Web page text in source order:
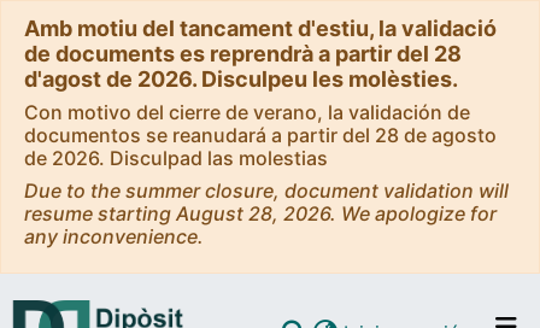
Amb motiu del tancament d'estiu, la validació
de documents es reprendrà a partir del 28
d'agost de 2026. Disculpeu les molèsties.
Con motivo del cierre de verano, la validación de
documentos se reanudará a partir del 28 de agosto
de 2026. Disculpad las molestias
Due to the summer closure, document validation will
resume starting August 28, 2026. We apologize for
any inconvenience.